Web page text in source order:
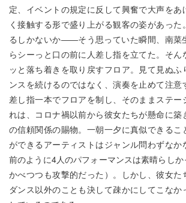
定、イベントの規定に反して興奮で大声をあ
く接触する形で盛り上がる観客の姿があった
るしかないか――そう思っていた瞬間、南菜
らシーっと口の前に人差し指を立てた。そん
ッと落ち着きを取り戻すフロア。見て見ぬふ
ンスを続けるのではなく、演奏を止めて注意
差し指一本でフロアを制し、そのままステー
れは、コロナ禍以前から彼女たちが懸命に築
の信頼関係の賜物。一朝一夕に真似できるこ
ができるアーティストはジャンル問わずなか
前のように4人のパフォーマンスは素晴らし
かべつつも攻撃的だった）。しかし、彼女た
ダンス以外のことも決して疎かにしてこなか